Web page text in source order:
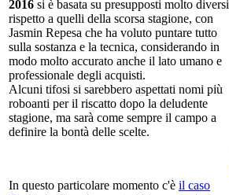
2016 si è basata su presupposti molto diversi
rispetto a quelli della scorsa stagione, con
Jasmin Repesa che ha voluto puntare tutto
sulla sostanza e la tecnica, considerando in
modo molto accurato anche il lato umano e
professionale degli acquisti.
Alcuni tifosi si sarebbero aspettati nomi più
roboanti per il riscatto dopo la deludente
stagione, ma sarà come sempre il campo a
definire la bontà delle scelte.
In questo particolare momento c'è il caso